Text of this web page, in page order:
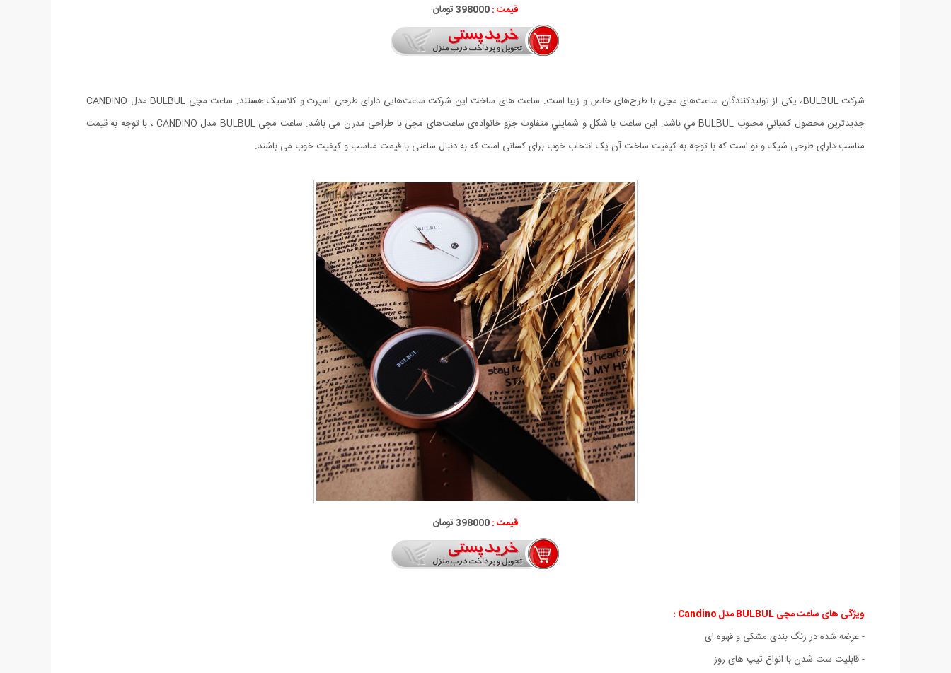
قیمت :398000 تومان
شرکت BULBUL، یکی از تولیدکنندگان ساعت‌های مچی با طرح‌های خاص و زیبا است. ساعت های ساخت این شرکت ساعت‌هایی دارای طرحی اسپرت و کلاسیک هستند. ساعت مچی BULBUL مدل CANDINO
جديدترين محصول كمپاني محبوب BULBUL مي باشد. اين ساعت با شكل و شمايلي متفاوت جزو خانواده‌ی ساعت‌های مچی با طراحی مدرن می باشد. ساعت مچی BULBUL مدل CANDINO ، با توجه به قیمت
مناسب دارای طرحی شیک و نو است که با توجه به کیفیت ساخت آن یک انتخاب خوب برای کسانی است که به دنبال ساعتی با قیمت مناسب و کیفیت خوب می باشند.
قیمت :398000 تومان
ویژگی های ساعت مچی BULBUL مدل Candino :
- عرضه شده در رنگ بندی مشکی و قهوه ای
- قابلیت ست شدن با انواع تیپ های روز